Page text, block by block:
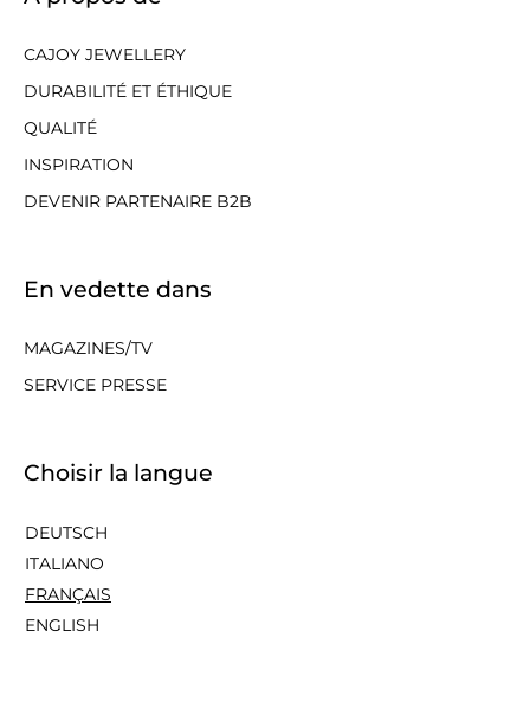
CAJOY JEWELLERY
DURABILITÉ ET ÉTHIQUE
QUALITÉ
INSPIRATION
DEVENIR PARTENAIRE B2B
En vedette dans
MAGAZINES/TV
SERVICE PRESSE
Choisir la langue
DEUTSCH
ITALIANO
FRANÇAIS
ENGLISH